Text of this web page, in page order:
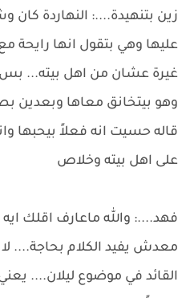
زين بتنهيدة....: النهاردة كان
عليها وهي بتقول انها رايحة
غيرة عشان من اهل بيته... بس
وهو بيتخانق معاها وبعدين
قاله حسيت انه فعلاً بيحبها
على اهل بيته وخلاص
فهد....: والله ماعارف اقلك
معدش يفيد الكلام بحاجة....
القائد في موضوع ليلان....